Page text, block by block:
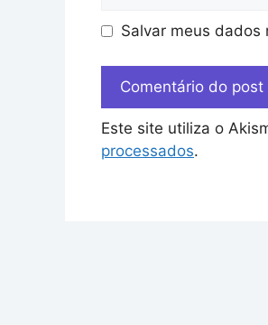
Salvar meus dados
Este site utiliza o
processados.